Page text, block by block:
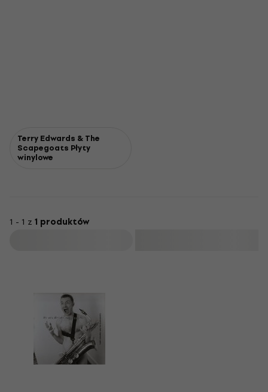
Terry Edwards & The
Scapegoats Płyty
winylowe
1 - 1 z 1 produktów